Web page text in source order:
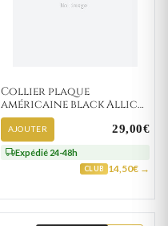
Collier plaque
américaine black Allick
vierge
AJOUTER 29,00€
Expédié 24-48h
CLUB 14,50€ →